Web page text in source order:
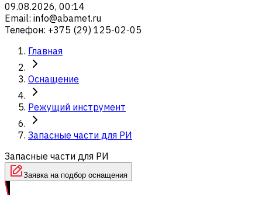
09.08.2026, 00:14
Email: info@abamet.ru
Телефон: +375 (29) 125-02-05
Главная
Оснащение
Режущий инструмент
Запасные части для РИ
Запасные части для РИ
Заявка на подбор оснащения